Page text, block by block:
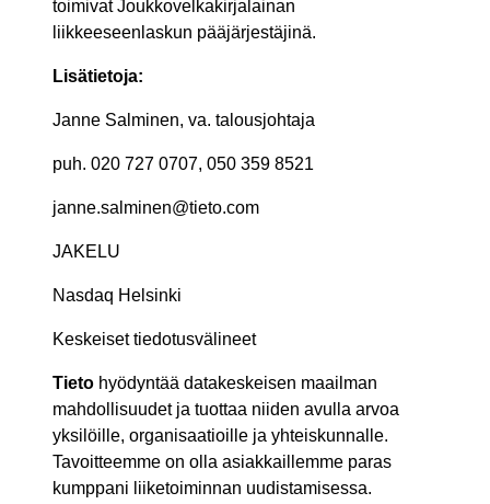
toimivat Joukkovelkakirjalainan
liikkeeseenlaskun pääjärjestäjinä.
Lisätietoja:
Janne Salminen, va. talousjohtaja
puh. 020 727 0707, 050 359 8521
janne.salminen@tieto.com
JAKELU
Nasdaq Helsinki
Keskeiset tiedotusvälineet
Tieto hyödyntää datakeskeisen maailman
mahdollisuudet ja tuottaa niiden avulla arvoa
yksilöille, organisaatioille ja yhteiskunnalle.
Tavoitteemme on olla asiakkaillemme paras
kumppani liiketoiminnan uudistamisessa.